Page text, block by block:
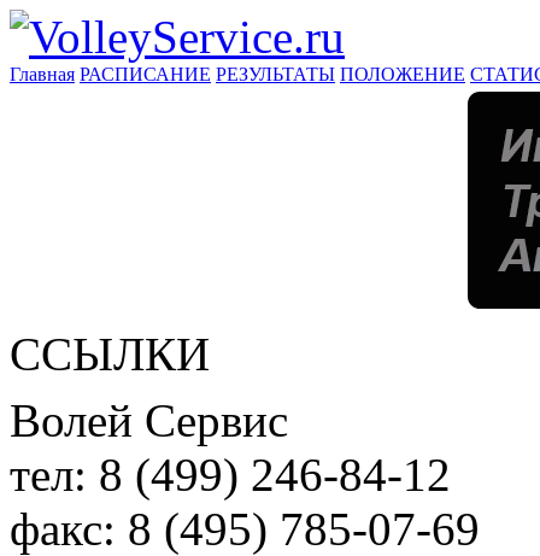
Главная РАСПИСАНИЕ РЕЗУЛЬТАТЫ ПОЛОЖЕНИЕ
ССЫЛКИ
Волей Сервис
тел: 8 (499) 246-84-12
факс: 8 (495) 785-07-69